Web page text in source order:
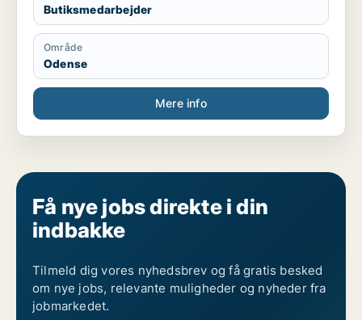
Butiksmedarbejder
Område
Odense
Mere info
Få nye jobs direkte i din
indbakke
Tilmeld dig vores nyhedsbrev og få gratis besked
om nye jobs, relevante muligheder og nyheder fra
jobmarkedet.